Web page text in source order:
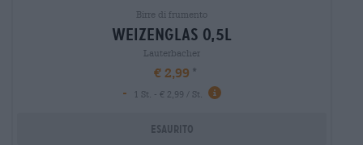
Birre di frumento
weizenglas 0,5l
Lauterbacher
€ 2,99
-
1 St. - € 2,99 / St.
Esaurito